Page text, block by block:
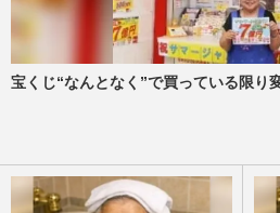
宝くじ“なんとなく”で買っている限り